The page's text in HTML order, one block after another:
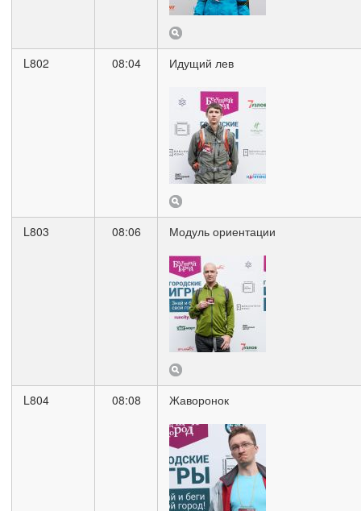
L802 08:04 Идущий лев
L803 08:06 Модуль ориентации
L804 08:08 Жаворонок